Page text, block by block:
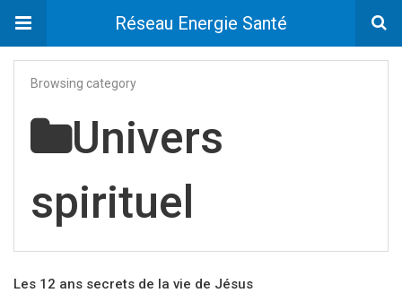
Réseau Energie Santé
Browsing category
Univers
spirituel
Les 12 ans secrets de la vie de Jésus